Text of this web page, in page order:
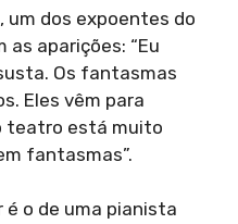
um dos expoentes do
as aparições: “Eu
Os fantasmas
Eles vêm para
teatro está muito
fantasmas”.
o de uma pianista